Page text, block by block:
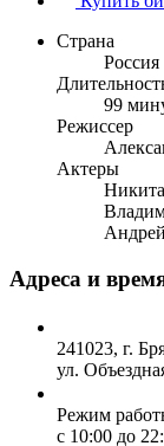
Страна
Россия
99
Режиссер
Актеры
Адреса и
241023, г.
ул.
Режим
с 10:00 до